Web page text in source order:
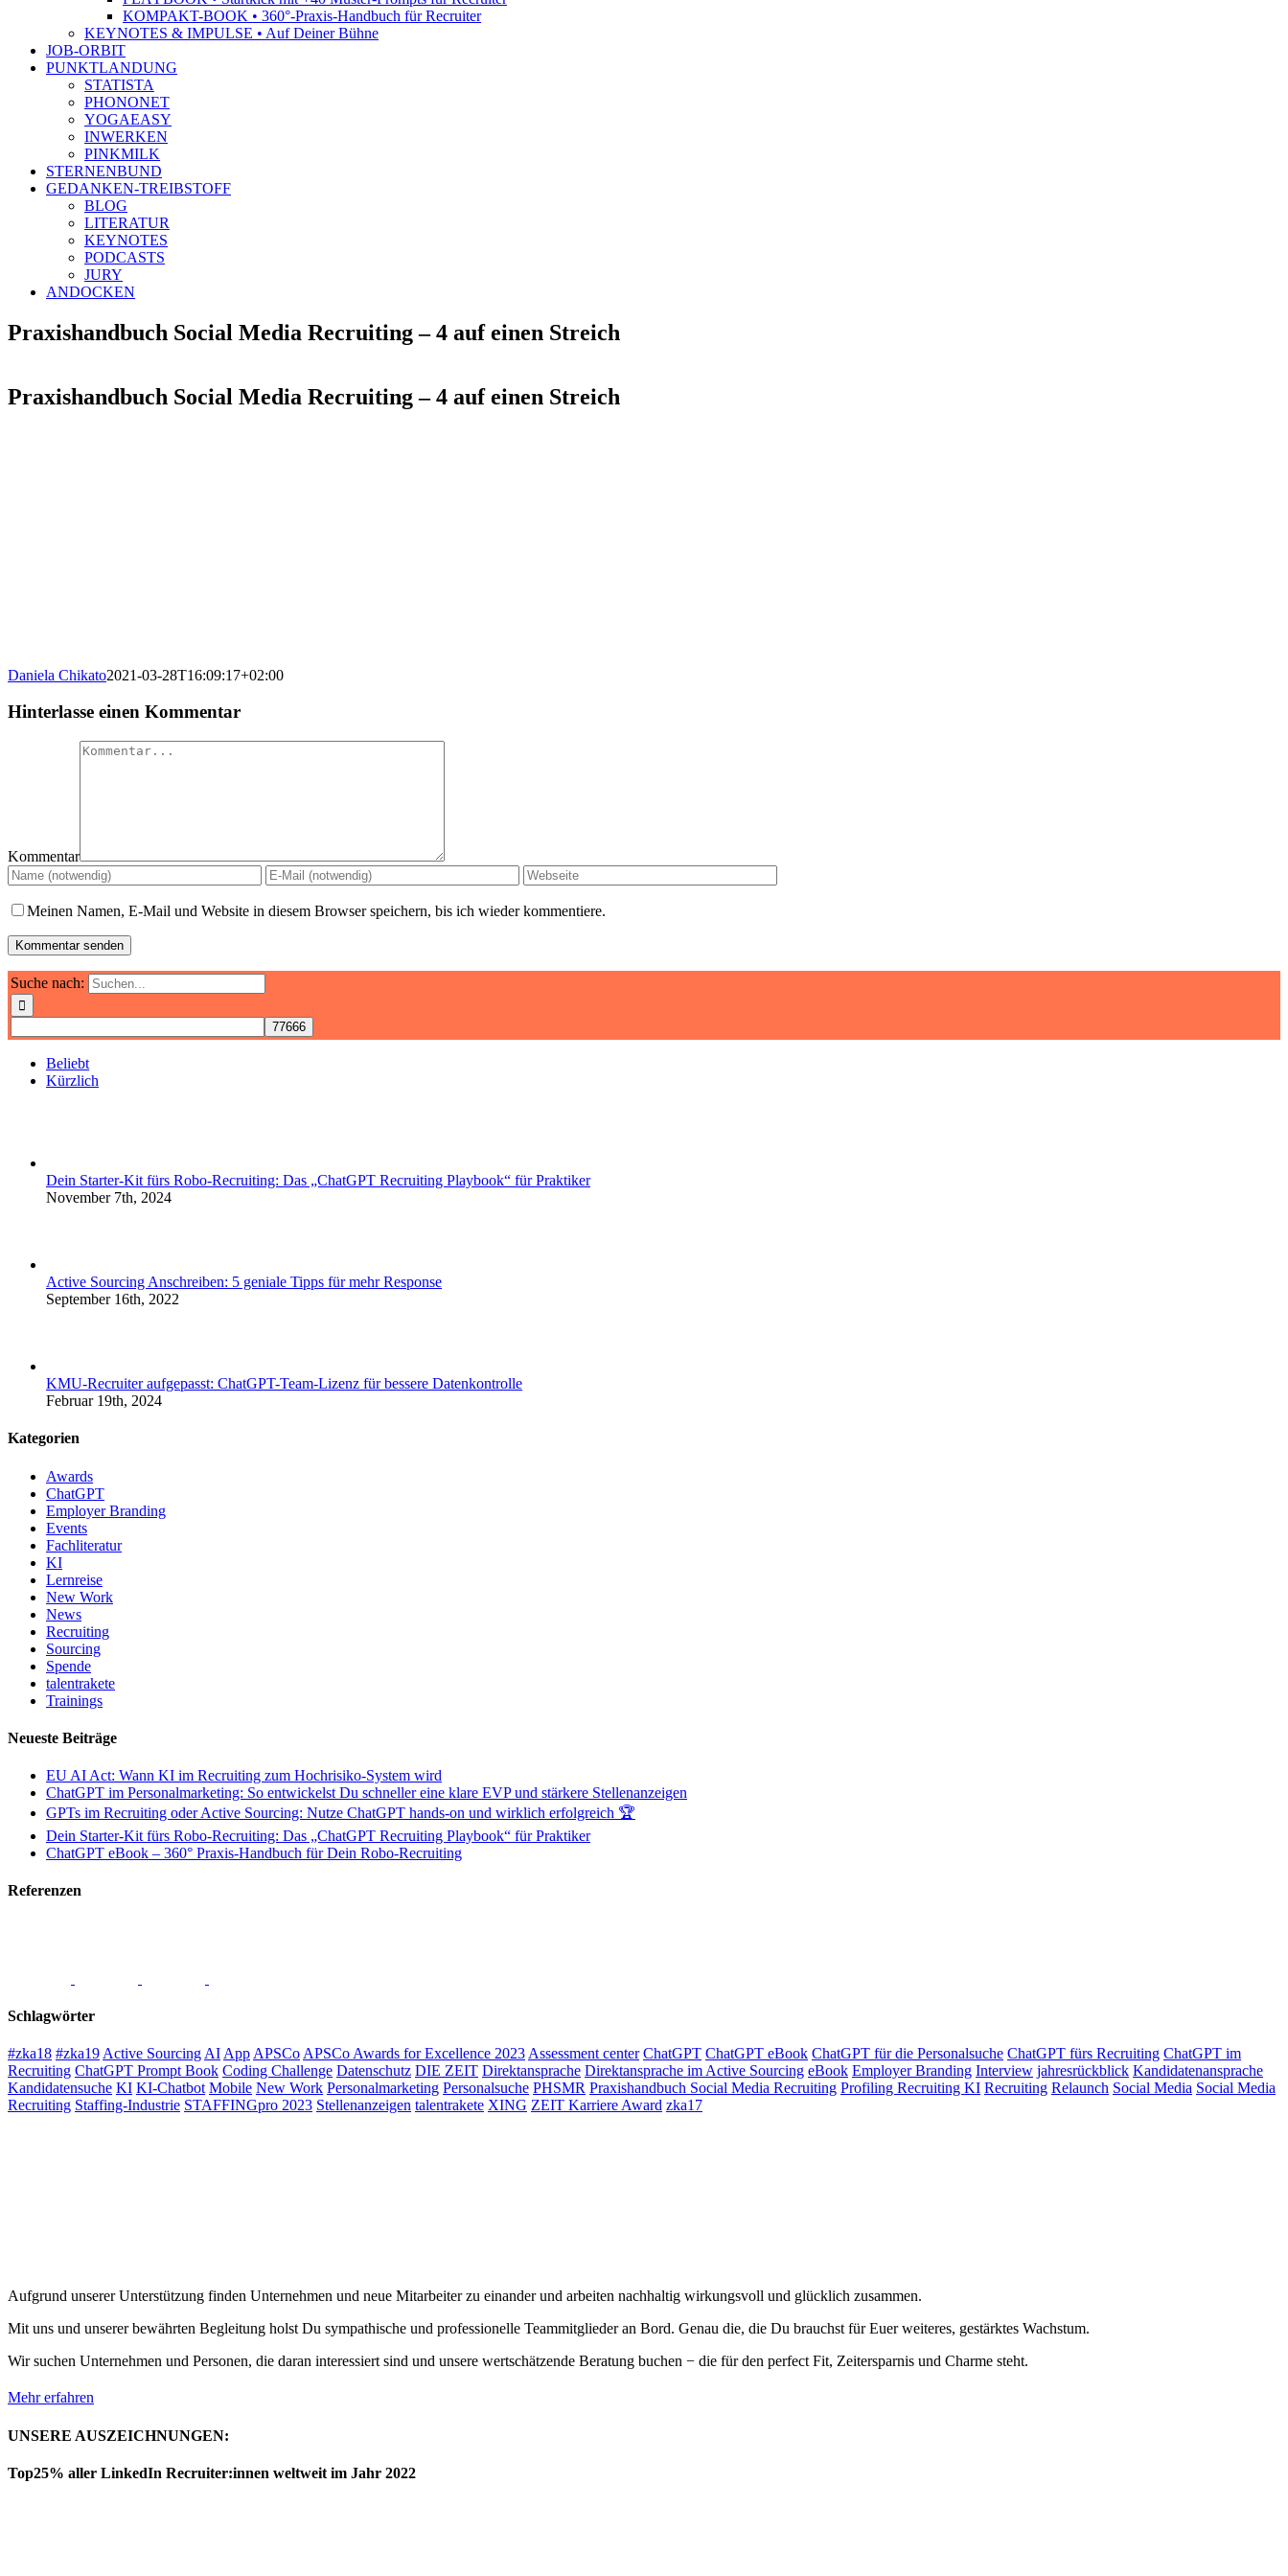
KOMPAKT-BOOK • 360°-Praxis-Handbuch für Recruiter
KEYNOTES & IMPULSE • Auf Deiner Bühne
JOB-ORBIT
PUNKTLANDUNG
STATISTA
PHONONET
YOGAEASY
INWERKEN
PINKMILK
STERNENBUND
GEDANKEN-TREIBSTOFF
BLOG
LITERATUR
KEYNOTES
PODCASTS
JURY
ANDOCKEN
Praxishandbuch Social Media Recruiting – 4 auf einen Streich
Praxishandbuch Social Media Recruiting – 4 auf einen Streich
Daniela Chikato2021-03-28T16:09:17+02:00
Hinterlasse einen Kommentar
Kommentar
Meinen Namen, E-Mail und Website in diesem Browser speichern, bis ich wieder kommentiere.
Suche nach:
Beliebt
Kürzlich
Dein Starter-Kit fürs Robo-Recruiting: Das „ChatGPT Recruiting Playbook“ für Praktiker
November 7th, 2024
Active Sourcing Anschreiben: 5 geniale Tipps für mehr Response
September 16th, 2022
KMU-Recruiter aufgepasst: ChatGPT-Team-Lizenz für bessere Datenkontrolle
Februar 19th, 2024
Kategorien
Awards
ChatGPT
Employer Branding
Events
Fachliteratur
KI
Lernreise
New Work
News
Recruiting
Sourcing
Spende
talentrakete
Trainings
Neueste Beiträge
EU AI Act: Wann KI im Recruiting zum Hochrisiko-System wird
ChatGPT im Personalmarketing: So entwickelst Du schneller eine klare EVP und stärkere Stellenanzeigen
GPTs im Recruiting oder Active Sourcing: Nutze ChatGPT hands-on und wirklich erfolgreich 🏆
Dein Starter-Kit fürs Robo-Recruiting: Das „ChatGPT Recruiting Playbook“ für Praktiker
ChatGPT eBook – 360° Praxis-Handbuch für Dein Robo-Recruiting
Referenzen
Schlagwörter
#zka18 #zka19 Active Sourcing AI App APSCo APSCo Awards for Excellence 2023 Assessment center ChatGPT ChatGPT eBook ChatGPT für die Personalsuche ChatGPT fürs Recruiting ChatGPT im
Recruiting ChatGPT Prompt Book Coding Challenge Datenschutz DIE ZEIT Direktansprache Direktansprache im Active Sourcing eBook Employer Branding Interview jahresrückblick Kandidatenansprache
Kandidatensuche KI KI-Chatbot Mobile New Work Personalmarketing Personalsuche PHSMR Praxishandbuch Social Media Recruiting Profiling Recruiting KI Recruiting Relaunch Social Media Social Media
Recruiting Staffing-Industrie STAFFINGpro 2023 Stellenanzeigen talentrakete XING ZEIT Karriere Award zka17
Aufgrund unserer Unterstützung finden Unternehmen und neue Mitarbeiter zu einander und arbeiten nachhaltig wirkungsvoll und glücklich zusammen.
Mit uns und unserer bewährten Begleitung holst Du sympathische und professionelle Teammitglieder an Bord. Genau die, die Du brauchst für Euer weiteres, gestärktes Wachstum.
Wir suchen Unternehmen und Personen, die daran interessiert sind und unsere wertschätzende Beratung buchen − die für den perfect Fit, Zeitersparnis und Charme steht.
Mehr erfahren
UNSERE AUSZEICHNUNGEN:
Top25% aller LinkedIn Recruiter:innen weltweit im Jahr 2022